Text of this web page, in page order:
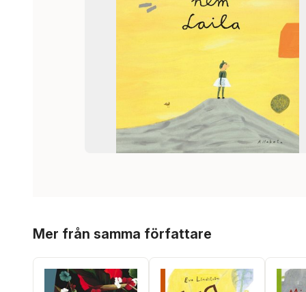
Mer från samma författare